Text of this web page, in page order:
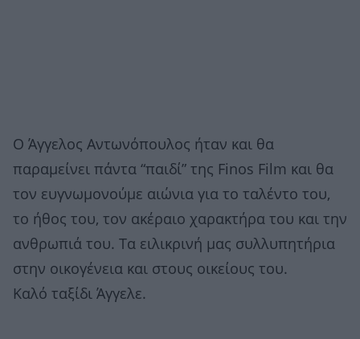
Ο Άγγελος Αντωνόπουλος ήταν και θα
παραμείνει πάντα “παιδί” της Finos Film και θα
τον ευγνωμονούμε αιώνια για το ταλέντο του,
το ήθος του, τον ακέραιο χαρακτήρα του και την
ανθρωπιά του. Τα ειλικρινή μας συλλυπητήρια
στην οικογένεια και στους οικείους του.
Καλό ταξίδι Άγγελε.